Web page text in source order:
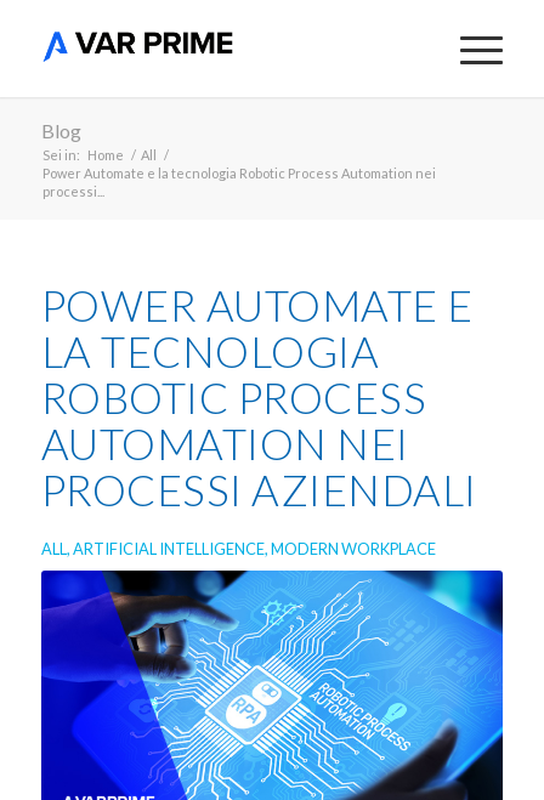
Blog
Sei in: Home / All /
Power Automate e la tecnologia Robotic Process Automation nei
processi...
POWER AUTOMATE E
LA TECNOLOGIA
ROBOTIC PROCESS
AUTOMATION NEI
PROCESSI AZIENDALI
ALL,ARTIFICIAL INTELLIGENCE,MODERN WORKPLACE